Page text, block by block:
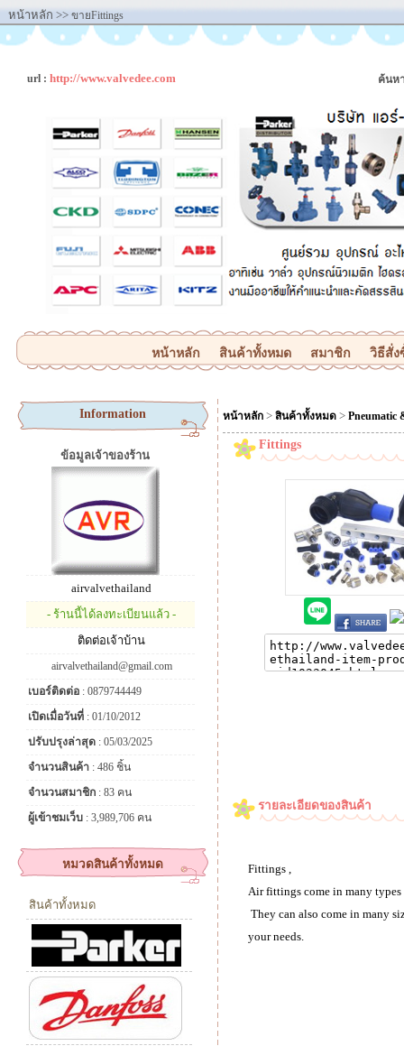
หน้าหลัก >> ขายFittings
url : http://www.valvedee.com ค้นห
หน้าหลัก สินค้าทั้งหมด สมาชิก วิธีสั่
Information
ข้อมูลเจ้าของร้าน
airvalvethailand
- ร้านนี้ได้ลงทะเบียนแล้ว -
ติดต่อเจ้าบ้าน
airvalvethailand@gmail.com
เบอร์ติดต่อ : 0879744449
เปิดเมื่อวันที่ : 01/10/2012
ปรับปรุงล่าสุด : 05/03/2025
จำนวนสินค้า : 486 ชิ้น
จำนวนสมาชิก : 83 คน
ผู้เข้าชมเว็บ : 3,989,706 คน
หมวดสินค้าทั้งหมด
สินค้าทั้งหมด
หน้าหลัก > สินค้าทั้งหมด > Pneumatic
Fittings
รายละเอียดของสินค้า
Fittings ,
Air fittings come in many
They can also come in many
your needs.